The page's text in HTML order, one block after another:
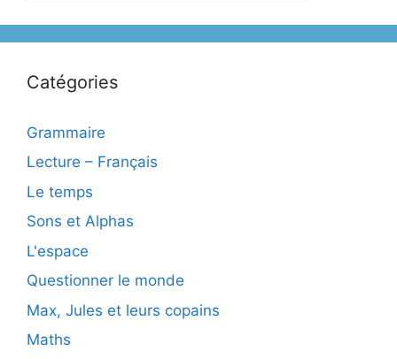
Catégories
Grammaire
Lecture – Français
Le temps
Sons et Alphas
L'espace
Questionner le monde
Max, Jules et leurs copains
Maths